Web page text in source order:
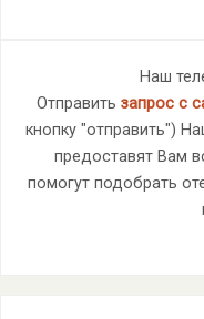
Наш
Отправить запрос с
кнопку "отправить")
предоставят Вам
помогут подобрать